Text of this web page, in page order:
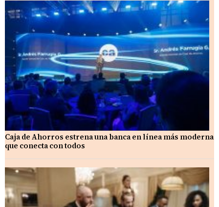
Caja de Ahorros estrena una banca en línea más moderna
que conecta con todos